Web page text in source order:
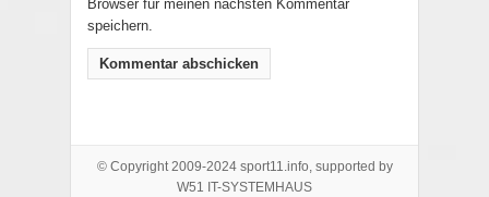
Browser für meinen nächsten Kommentar
speichern.
© Copyright 2009-2024 sport11.info, supported by
W51 IT-SYSTEMHAUS